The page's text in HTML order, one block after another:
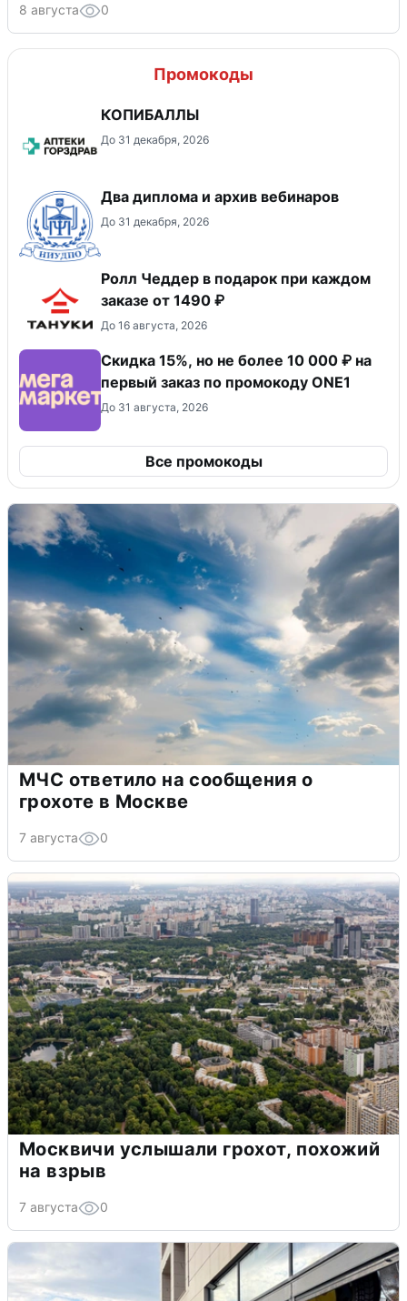
8 августа 0
Промокоды
КОПИБАЛЛЫ
До 31 декабря, 2026
Два диплома и архив вебинаров
До 31 декабря, 2026
Ролл Чеддер в подарок при каждом
заказе от 1490 ₽
До 16 августа, 2026
Скидка 15%, но не более 10 000 ₽ на
первый заказ по промокоду ONE1
До 31 августа, 2026
Все промокоды
МЧС ответило на сообщения о
грохоте в Москве
7 августа 0
Москвичи услышали грохот, похожий
на взрыв
7 августа 0